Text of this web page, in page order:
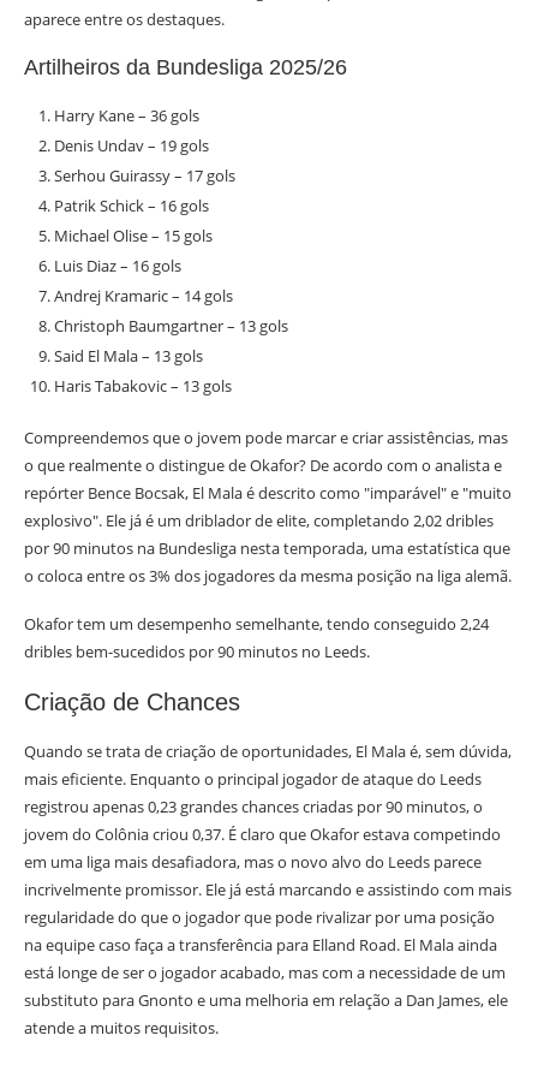
aparece entre os destaques.
Artilheiros da Bundesliga 2025/26
Harry Kane – 36 gols
Denis Undav – 19 gols
Serhou Guirassy – 17 gols
Patrik Schick – 16 gols
Michael Olise – 15 gols
Luis Diaz – 16 gols
Andrej Kramaric – 14 gols
Christoph Baumgartner – 13 gols
Said El Mala – 13 gols
Haris Tabakovic – 13 gols
Compreendemos que o jovem pode marcar e criar assistências, mas
o que realmente o distingue de Okafor? De acordo com o analista e
repórter Bence Bocsak, El Mala é descrito como "imparável" e "muito
explosivo". Ele já é um driblador de elite, completando 2,02 dribles
por 90 minutos na Bundesliga nesta temporada, uma estatística que
o coloca entre os 3% dos jogadores da mesma posição na liga alemã.
Okafor tem um desempenho semelhante, tendo conseguido 2,24
dribles bem-sucedidos por 90 minutos no Leeds.
Criação de Chances
Quando se trata de criação de oportunidades, El Mala é, sem dúvida,
mais eficiente. Enquanto o principal jogador de ataque do Leeds
registrou apenas 0,23 grandes chances criadas por 90 minutos, o
jovem do Colônia criou 0,37. É claro que Okafor estava competindo
em uma liga mais desafiadora, mas o novo alvo do Leeds parece
incrivelmente promissor. Ele já está marcando e assistindo com mais
regularidade do que o jogador que pode rivalizar por uma posição
na equipe caso faça a transferência para Elland Road. El Mala ainda
está longe de ser o jogador acabado, mas com a necessidade de um
substituto para Gnonto e uma melhoria em relação a Dan James, ele
atende a muitos requisitos.